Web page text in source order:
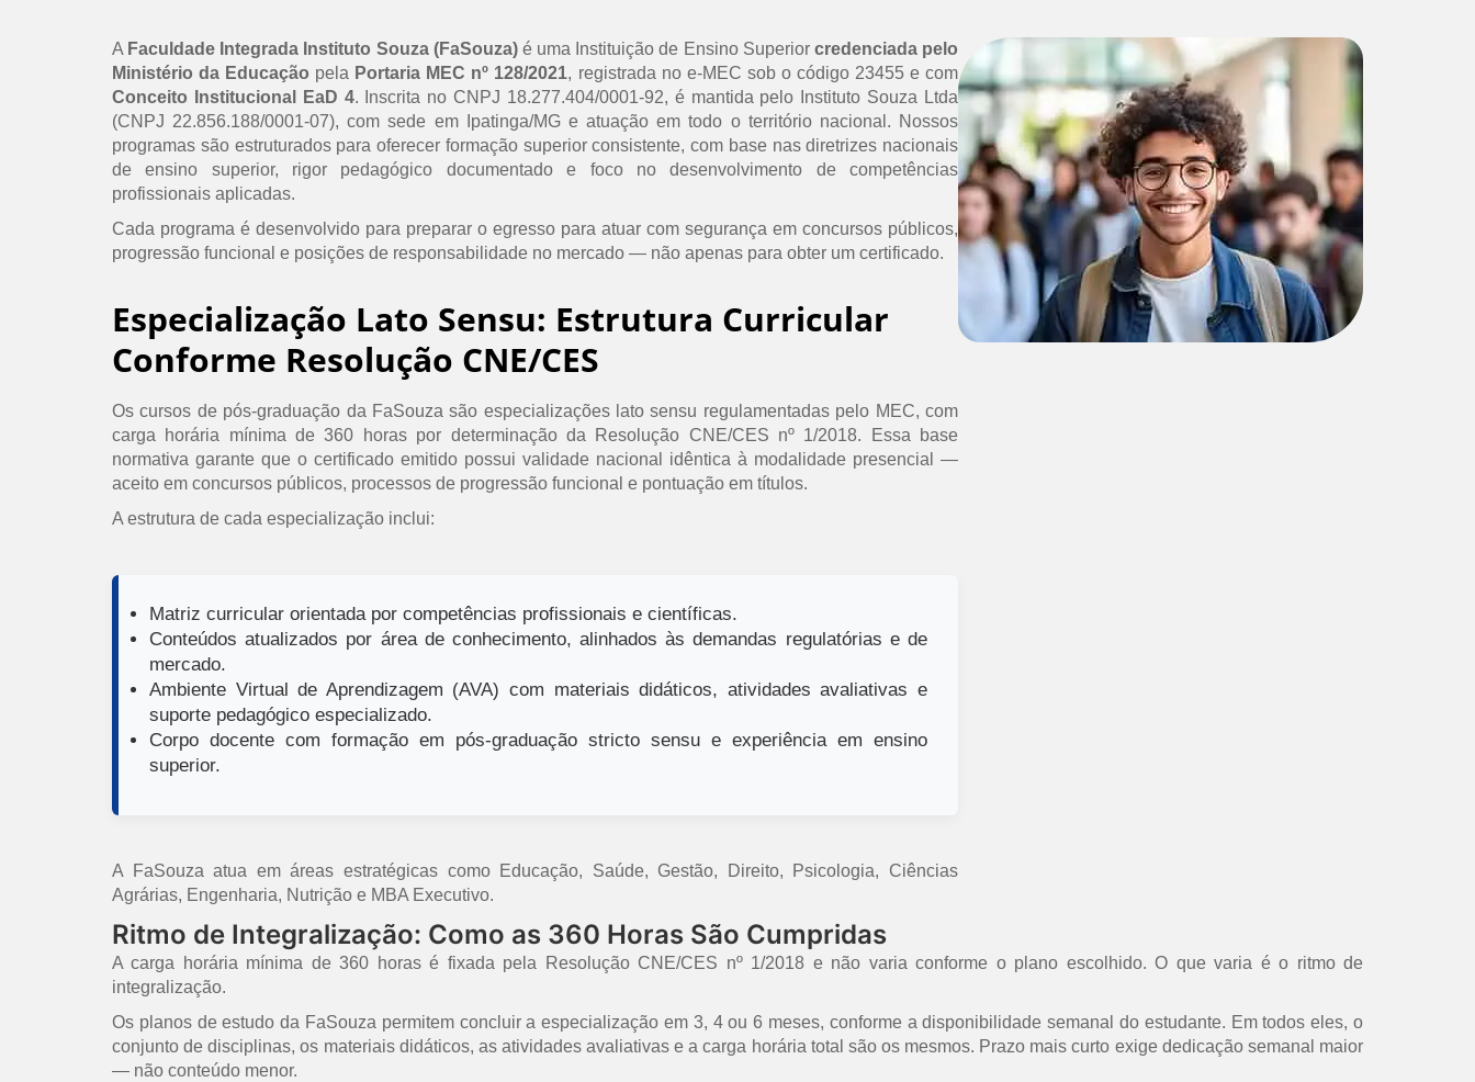
A Faculdade Integrada Instituto Souza (FaSouza)é uma Instituição de Ensino Superior credenciada pelo
Ministério da Educação pela Portaria MEC nº 128/2021, registrada no e-MEC sob o código 23455 e com
Conceito Institucional EaD 4. Inscrita no CNPJ 18.277.404/0001-92, é mantida pelo Instituto Souza Ltda
(CNPJ 22.856.188/0001-07), com sede em Ipatinga/MG e atuação em todo o território nacional. Nossos
programas são estruturados para oferecer formação superior consistente, com base nas diretrizes nacionais
de ensino superior, rigor pedagógico documentado e foco no desenvolvimento de competências
profissionais aplicadas.
Cada programa é desenvolvido para preparar o egresso para atuar com segurança em concursos públicos,
progressão funcional e posições de responsabilidade no mercado — não apenas para obter um certificado.
Especialização Lato Sensu: Estrutura Curricular
Conforme Resolução CNE/CES
Os cursos de pós-graduação da FaSouza são especializações lato sensu regulamentadas pelo MEC, com
carga horária mínima de 360 horas por determinação da Resolução CNE/CES nº 1/2018. Essa base
normativa garante que o certificado emitido possui validade nacional idêntica à modalidade presencial —
aceito em concursos públicos, processos de progressão funcional e pontuação em títulos.
A estrutura de cada especialização inclui:
Matriz curricular orientada por competências profissionais e científicas.
Conteúdos atualizados por área de conhecimento, alinhados às demandas regulatórias e de
mercado.
Ambiente Virtual de Aprendizagem (AVA) com materiais didáticos, atividades avaliativas e
suporte pedagógico especializado.
Corpo docente com formação em pós-graduação stricto sensu e experiência em ensino
superior.
A FaSouza atua em áreas estratégicas como Educação, Saúde, Gestão, Direito, Psicologia, Ciências
Agrárias, Engenharia, Nutrição e MBA Executivo.
Ritmo de Integralização: Como as 360 Horas São Cumpridas
A carga horária mínima de 360 horas é fixada pela Resolução CNE/CES nº 1/2018 e não varia conforme o plano escolhido. O que varia é o ritmo de
integralização.
Os planos de estudo da FaSouza permitem concluir a especialização em 3, 4 ou 6 meses, conforme a disponibilidade semanal do estudante. Em todos eles, o
conjunto de disciplinas, os materiais didáticos, as atividades avaliativas e a carga horária total são os mesmos. Prazo mais curto exige dedicação semanal maior
— não conteúdo menor.